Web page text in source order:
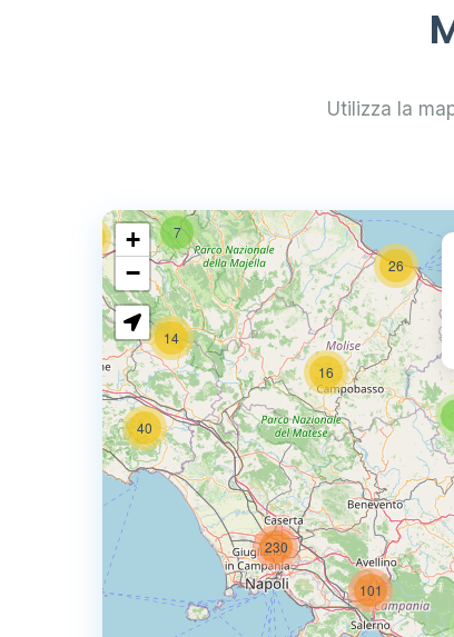
Utilizza la
14
26
16
7
40
101
230
+
−